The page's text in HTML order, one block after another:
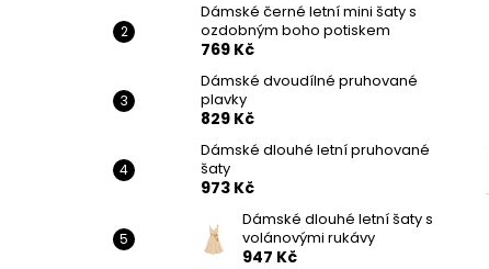
Dámské černé letní mini šaty s
ozdobným boho potiskem
769 Kč
Dámské dvoudílné pruhované
plavky
829 Kč
Dámské dlouhé letní pruhované
šaty
973 Kč
Dámské dlouhé letní šaty s
volánovými rukávy
947 Kč